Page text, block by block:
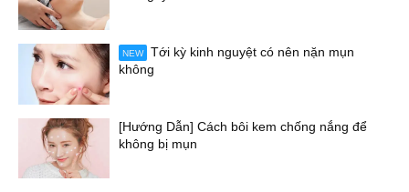
NEW
Tới kỳ kinh nguyệt có nên nặn mụn
không
[Hướng Dẫn] Cách bôi kem chống nắng để
không bị mụn